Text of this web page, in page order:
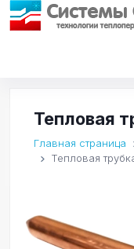
Тепловая
Главная страница
Тепловая